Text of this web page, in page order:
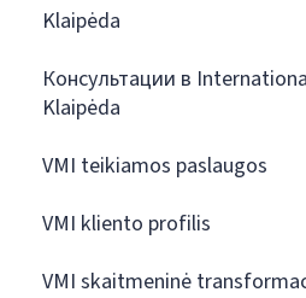
Klaipėda
Консультации в
Klaipėda
VMI teikiamos paslaugos
VMI kliento profilis
VMI skaitmeninė